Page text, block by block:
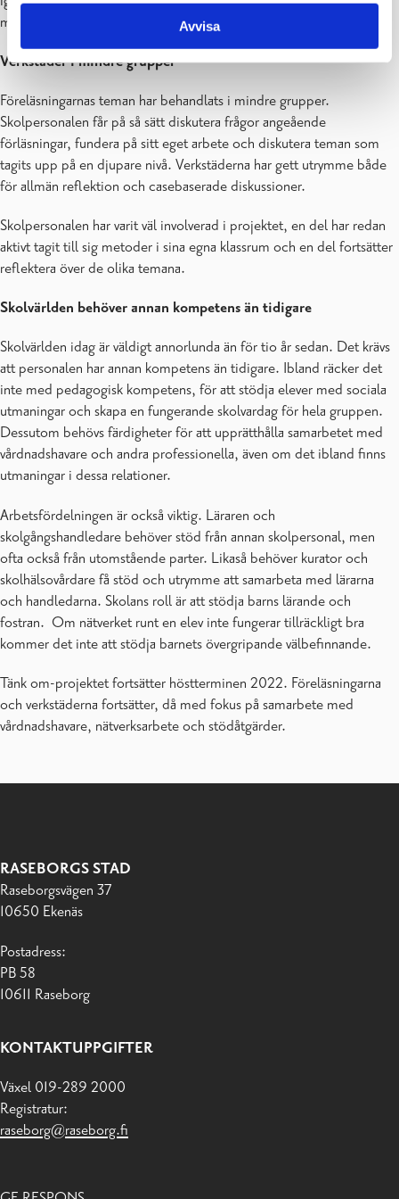
Avvisa
med det och hur neuropsykiatriska barn i skolan kan stödjas.
Verkstäder i mindre grupper
Föreläsningarnas teman har behandlats i mindre grupper.
Skolpersonalen får på så sätt diskutera frågor angeående
förläsningar, fundera på sitt eget arbete och diskutera teman som
tagits upp på en djupare nivå. Verkstäderna har gett utrymme både
för allmän reflektion och casebaserade diskussioner.
Skolpersonalen har varit väl involverad i projektet, en del har redan
aktivt tagit till sig metoder i sina egna klassrum och en del fortsätter
reflektera över de olika temana.
Skolvärlden behöver annan kompetens än tidigare
Skolvärlden idag är väldigt annorlunda än för tio år sedan. Det krävs
att personalen har annan kompetens än tidigare. Ibland räcker det
inte med pedagogisk kompetens, för att stödja elever med sociala
utmaningar och skapa en fungerande skolvardag för hela gruppen.
Dessutom behövs färdigheter för att upprätthålla samarbetet med
vårdnadshavare och andra professionella, även om det ibland finns
utmaningar i dessa relationer.
Arbetsfördelningen är också viktig. Läraren och
skolgångshandledare behöver stöd från annan skolpersonal, men
ofta också från utomstående parter. Likaså behöver kurator och
skolhälsovårdare få stöd och utrymme att samarbeta med lärarna
och handledarna. Skolans roll är att stödja barns lärande och
fostran. Om nätverket runt en elev inte fungerar tillräckligt bra
kommer det inte att stödja barnets övergripande välbefinnande.
Tänk om-projektet fortsätter höstterminen 2022. Föreläsningarna
och verkstäderna fortsätter, då med fokus på samarbete med
vårdnadshavare, nätverksarbete och stödåtgärder.
RASEBORGS STAD
Raseborgsvägen 37
10650 Ekenäs
Postadress:
PB 58
10611 Raseborg
KONTAKTUPPGIFTER
Växel 019-289 2000
Registratur:
raseborg@raseborg.fi